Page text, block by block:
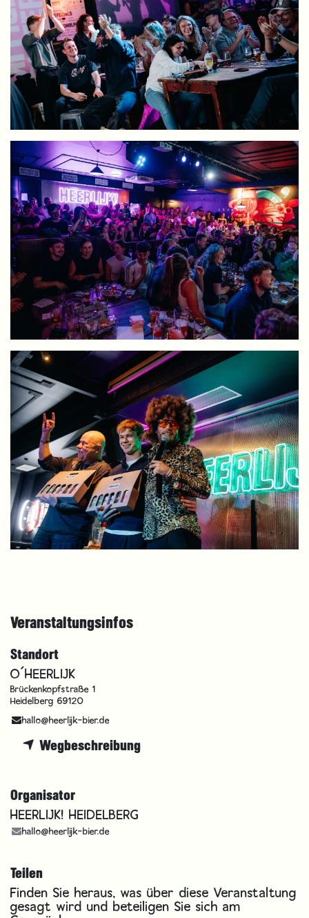
Veranstaltungsinfos
Standort
O´HEERLIJK
Brückenkopfstraße 1
Heidelberg 69120
hallo@heerlijk-bier.de
Wegbeschreibung
Organisator
HEERLIJK! HEIDELBERG
hallo@heerlijk-bier.de
Teilen
Finden Sie heraus, was über diese Veranstaltung
gesagt wird und beteiligen Sie sich am